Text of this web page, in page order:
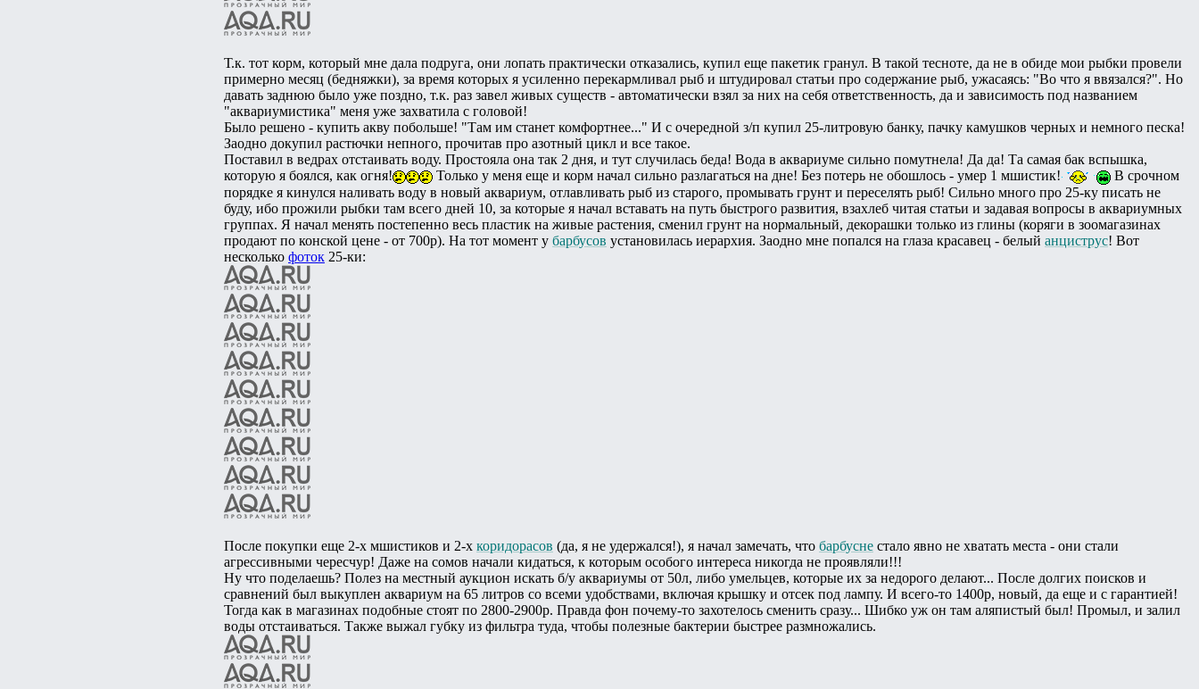
Т.к. тот корм, который мне дала подруга, они лопать практически отказались, купил еще пакетик гранул. В такой тесноте, да не в обиде мои рыбки провели
примерно месяц (бедняжки), за время которых я усиленно перекармливал рыб и штудировал статьи про содержание рыб, ужасаясь: "Во что я ввязался?". Но
давать заднюю было уже поздно, т.к. раз завел живых существ - автоматически взял за них на себя ответственность, да и зависимость под названием
"аквариумистика" меня уже захватила с головой!
Было решено - купить акву побольше! "Там им станет комфортнее..." И с очередной з/п купил 25-литровую банку, пачку камушков черных и немного песка!
Заодно докупил растючки непного, прочитав про азотный цикл и все такое.
Поставил в ведрах отстаивать воду. Простояла она так 2 дня, и тут случилась беда! Вода в аквариуме сильно помутнела! Да да! Та самая бак вспышка,
которую я боялся, как огня!
Только у меня еще и корм начал сильно разлагаться на дне! Без потерь не обошлось - умер 1 мшистик!
В срочном
порядке я кинулся наливать воду в новый аквариум, отлавливать рыб из старого, промывать грунт и переселять рыб! Сильно много про 25-ку писать не
буду, ибо прожили рыбки там всего дней 10, за которые я начал вставать на путь быстрого развития, взахлеб читая статьи и задавая вопросы в аквариумных
группах. Я начал менять постепенно весь пластик на живые растения, сменил грунт на нормальный, декорашки только из глины (коряги в зоомагазинах
продают по конской цене - от 700р). На тот момент у барбусов установилась иерархия. Заодно мне попался на глаза красавец - белый анциструс! Вот
несколько фоток 25-ки:
После покупки еще 2-х мшистиков и 2-х коридорасов (да, я не удержался!), я начал замечать, что барбусне стало явно не хватать места - они стали
агрессивными чересчур! Даже на сомов начали кидаться, к которым особого интереса никогда не проявляли!!!
Ну что поделаешь? Полез на местный аукцион искать б/у аквариумы от 50л, либо умельцев, которые их за недорого делают... После долгих поисков и
сравнений был выкуплен аквариум на 65 литров со всеми удобствами, включая крышку и отсек под лампу. И всего-то 1400р, новый, да еще и с гарантией!
Тогда как в магазинах подобные стоят по 2800-2900р. Правда фон почему-то захотелось сменить сразу... Шибко уж он там аляпистый был! Промыл, и залил
воды отстаиваться. Также выжал губку из фильтра туда, чтобы полезные бактерии быстрее размножались.